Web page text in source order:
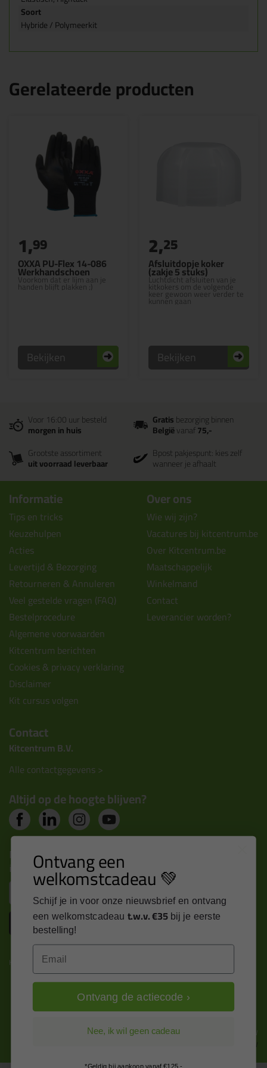
Soort
Hybride / Polymeerkit
Gerelateerde producten
OXXA PU-Flex 14-086
Werkhandschoen
Voorkom dat er lijm aan je
handen blijft plakken ;)
1,99
Bekijken
Afsluitdopje koker
(zakje 5 stuks)
Luchtdicht afsluiten van je
kitkokers om de volgende
keer gewoon weer verder te
kunnen gaan
2,25
Bekijken
Voor 16:00 uur besteld
morgen in huis
Gratisbezorging binnen
Belgiëvanaf75,-
Grootste assortiment
uit voorraad leverbaar
Bpost pakjespunt: kies zelf
wanneer je afhaalt
Informatie
Tips en tricks
Keuzehulpen
Acties
Levertijd & Bezorging
Retourneren & Annuleren
Veel gestelde vragen (FAQ)
Bestelprocedure
Algemene voorwaarden
Kitcentrum berichten
Cookies & privacy verklaring
Disclaimer
Kit cursus volgen
Over ons
Wie wij zijn?
Vacatures bij kitcentrum.be
Over Kitcentrum.be
Maatschappelijk
Winkelmand
Contact
Leverancier worden?
Contact
Kitcentrum B.V.
Alle contactgegevens >
Altijd op de hoogte blijven?
Nieuws, tips en exclusieve deals rechtstreeks in je
inbox
Inschrijven
Kitcentrum is trots op:
Alle prijzen zijn in EURO en excl. 21% BTW
wijzig naar incl. BTW
Ontvang een
welkomstcadeau 💚
Schijf je in voor onze nieuwsbrief en ontvang
een welkomstcadeau t.w.v. €35 bij je eerste
bestelling!
Email
Ontvang de actiecode ›
Nee, ik wil geen cadeau
*Geldig bij aankoop vanaf €125,-